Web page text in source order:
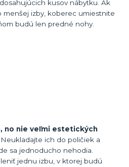
kusov nábytku. Ak
izby, koberec umiestnite
budú len predné nohy.
no nie veľmi estetických
Neukladajte ich do poličiek a
sa jednoducho nehodia.
jednu izbu, v ktorej budú